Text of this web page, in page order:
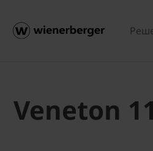
Veneton